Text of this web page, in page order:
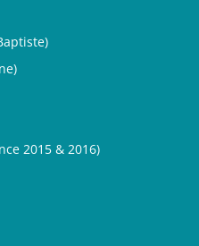
2015 & 2016)